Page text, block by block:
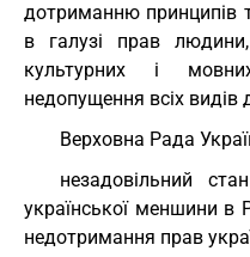
дотриманню принципів
в галузі прав
культурних і
недопущення всіх видів
Верховна Рада
незадовільний
української меншини в
недотримання прав